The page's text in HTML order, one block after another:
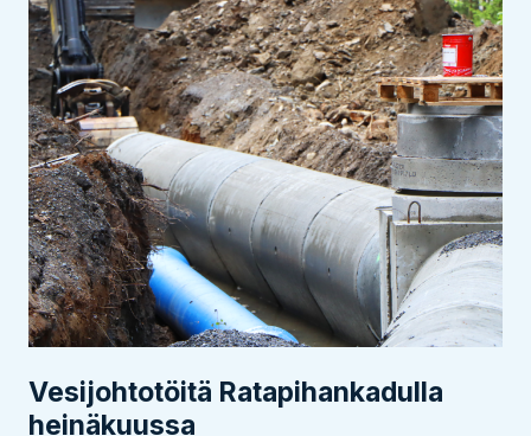
Vesijohtotöitä Ratapihankadulla
heinäkuussa